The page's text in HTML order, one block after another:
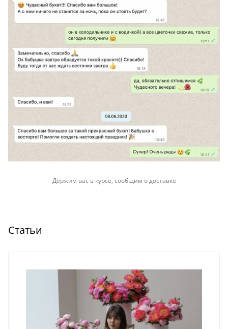
Держим вас в курсе, сообщим о доставке
Статьи